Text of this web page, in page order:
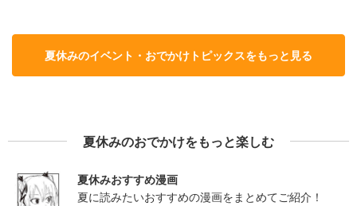
夏休みのイベント・おでかけトピックスをもっと見る
夏休みのおでかけをもっと楽しむ
夏休みおすすめ漫画
夏に読みたいおすすめの漫画をまとめてご紹介！